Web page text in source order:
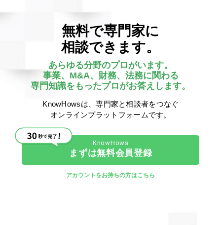
アフターコロナ
コロナ
コロナショック
倒産手続
錦織 康之
2261
人間には順序があるというこの教えが教えて
くれたもの
薩摩藩の「侍」「藩士」の順序が教えてくれること この内
容はよくどこでも書かれているので、ご存知の方も多い
と思いますが、知らない方も多いので、ここに記載してい
きたいと思い、書かせて頂きます。 薩摩藩主 ...
採用 採用計画 新卒採用
人材の育成
役員会
育成 役員 研修
錦織 康之
5449 0 2 0
無料で専門家に
相談できます。
あらゆる分野のプロがいます。
事業、M&A、財務、法務に関わる
専門知識をもったプロがお答えします。
KnowHowsは、専門家と相談者をつなぐ
オンラインプラットフォームです。
まずは無料会員登録
アカウントをお持ちの方はこちら